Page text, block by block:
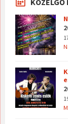
KÖZELGŐ